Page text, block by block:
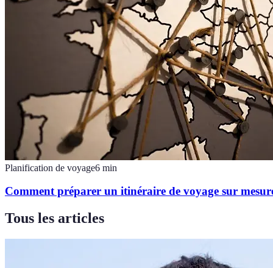
Planification de voyage6 min
Comment préparer un itinéraire de voyage sur
Tous les articles